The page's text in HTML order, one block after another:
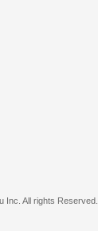
Inc. All rights Reserved.